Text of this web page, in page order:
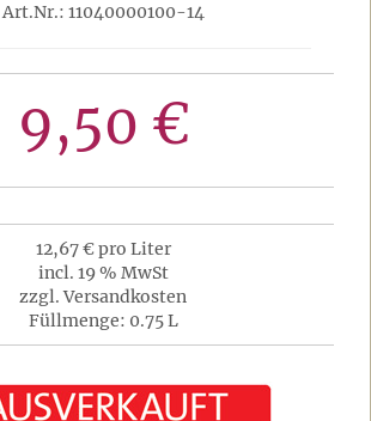
Art.Nr.: 11040000100-14
9,50 €
12,67 € pro Liter
incl. 19 % MwSt
zzgl. Versandkosten
Füllmenge: 0.75 L